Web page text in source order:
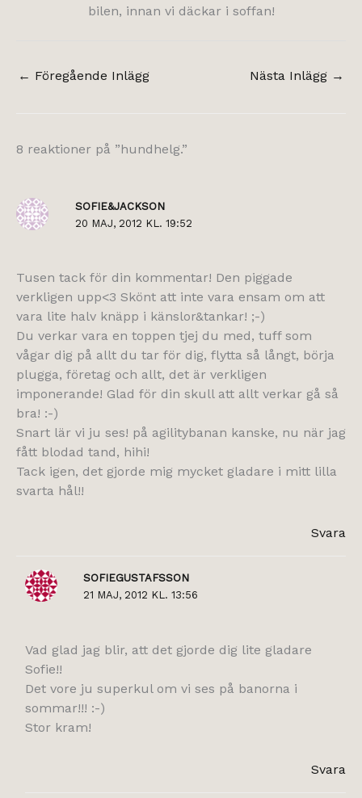
bilen, innan vi däckar i soffan!
← Föregående Inlägg Nästa Inlägg →
8 reaktioner på ”hundhelg.”
SOFIE&JACKSON
20 MAJ, 2012 KL. 19:52
Tusen tack för din kommentar! Den piggade
verkligen upp<3 Skönt att inte vara ensam om att
vara lite halv knäpp i känslor&tankar! ;-)
Du verkar vara en toppen tjej du med, tuff som
vågar dig på allt du tar för dig, flytta så långt, börja
plugga, företag och allt, det är verkligen
imponerande! Glad för din skull att allt verkar gå så
bra! :-)
Snart lär vi ju ses! på agilitybanan kanske, nu när jag
fått blodad tand, hihi!
Tack igen, det gjorde mig mycket gladare i mitt lilla
svarta hål!!
Svara
SOFIEGUSTAFSSON
21 MAJ, 2012 KL. 13:56
Vad glad jag blir, att det gjorde dig lite gladare
Sofie!!
Det vore ju superkul om vi ses på banorna i
sommar!!! :-)
Stor kram!
Svara